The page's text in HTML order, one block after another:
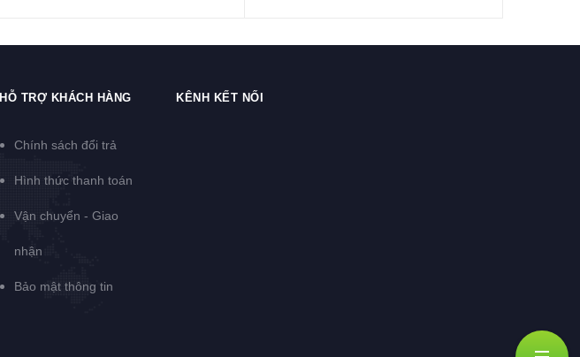
HỖ TRỢ KHÁCH HÀNG
Chính sách đổi trả
Hình thức thanh toán
Vận chuyển - Giao
nhận
Bảo mật thông tin
KÊNH KẾT NỐI